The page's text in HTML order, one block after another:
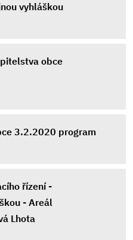
vyhláškou
obce
3.2.2020 program
řízení -
- Areál
Lhota